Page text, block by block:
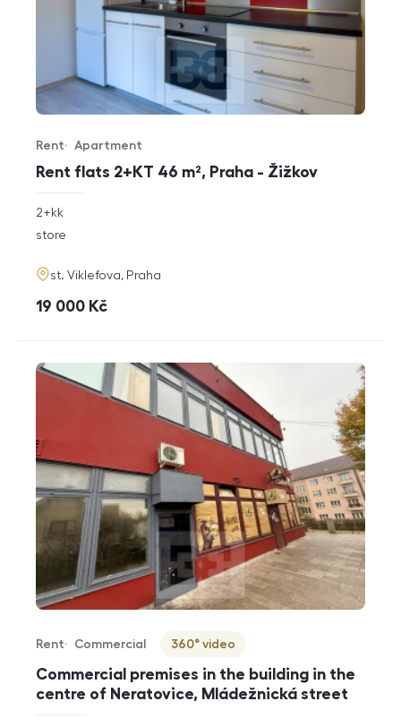
Rent flats 2+KT 46 m², Praha - Žižkov
Offer type
Rent
Property type
Apartment
rozměry
2+kk
funkce
store
adresa
st. Viklefova, Praha
cena
19 000 Kč
Commercial premises in the building in the
centre of Neratovice, Mládežnická street
Offer type
Rent
Property type
Commercial
Virtuální prohlídka
360° video